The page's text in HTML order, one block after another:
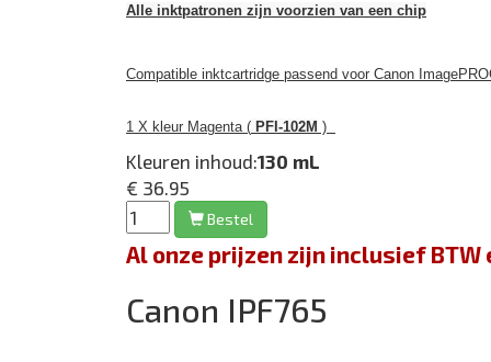
Alle inktpatronen zijn voorzien van een chip
Compatible inktcartridge passend voor Canon
1 X kleur Magenta ( PFI-102M )
Kleuren inhoud:130 mL
€ 36.95
Bestel
Al onze prijzen zijn inclusief
Canon IPF765